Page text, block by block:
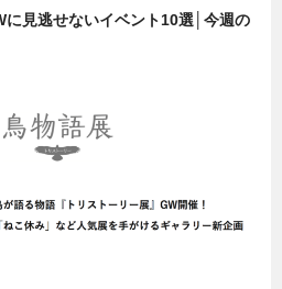
見逃せないイベント10選│今週の